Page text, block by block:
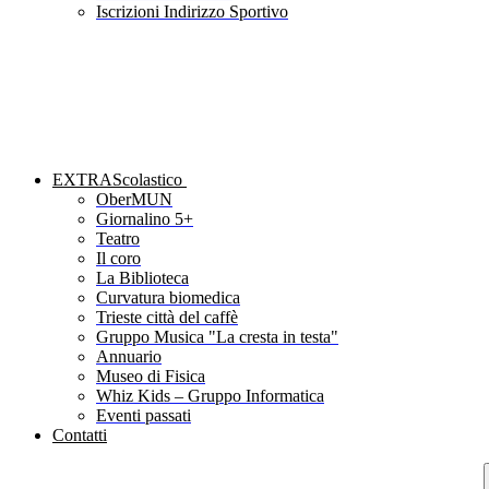
Iscrizioni Indirizzo Sportivo
EXTRAScolastico
OberMUN
Giornalino 5+
Teatro
Il coro
La Biblioteca
Curvatura biomedica
Trieste città del caffè
Gruppo Musica "La cresta in testa"
Annuario
Museo di Fisica
Whiz Kids – Gruppo Informatica
Eventi passati
Contatti